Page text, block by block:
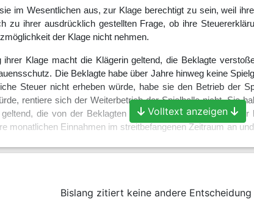
im Wesentlichen aus, zur Klage berechtigt zu sein, weil
zu ihrer ausdrücklich gestellten Frage, ob ihre
der Klage nicht nehmen.
ihrer Klage macht die Klägerin geltend, die Beklagte
Die Beklagte habe über Jahre hinweg keine
Steuer nicht erheben würde, habe sie den Betrieb der
rentiere sich der Weiterbetrieb der Spielhalle nicht. Sie
die von der Beklagten erhobene
monatlichen Einnahmen im streitbefangenen Zeitraum an
Volltext anzeigen
Bislang zitiert keine andere